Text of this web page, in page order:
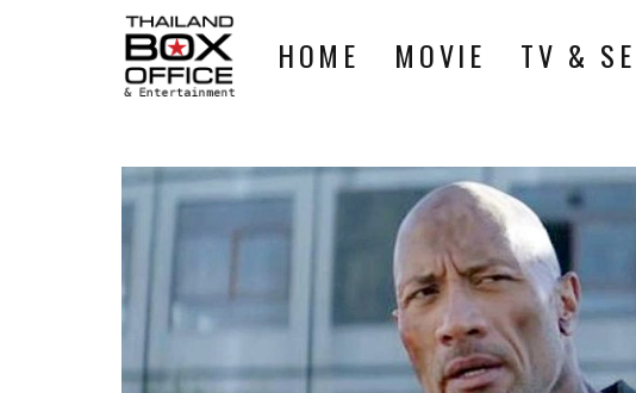
HOME MOVIE TV &